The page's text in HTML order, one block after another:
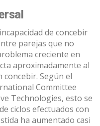
de concebir
parejas que no
creciente en
aproximadamente al
Según el
Committee
Technologies, esto se
ciclos efectuados con
ha aumentado casi